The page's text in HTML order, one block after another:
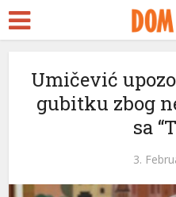
Umičević
gubitku zbog
sa
3.